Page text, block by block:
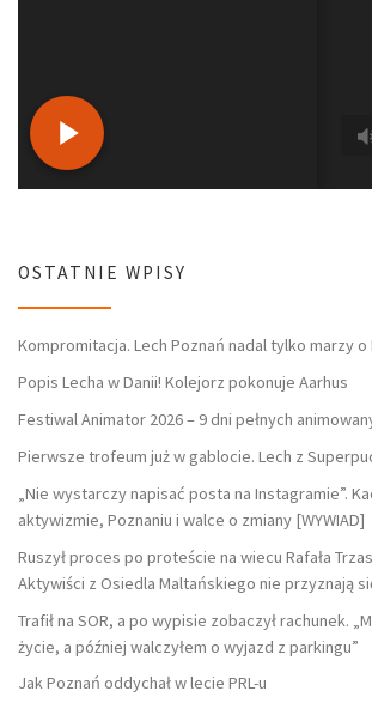
OSTATNIE WPISY
Kompromitacja. Lech Poznań nadal tylko marzy
Popis Lecha w Danii! Kolejorz pokonuje Aarhus
Festiwal Animator 2026 – 9 dni pełnych
Pierwsze trofeum już w gablocie. Lech z
„Nie wystarczy napisać posta na Instagramie”.
aktywizmie, Poznaniu i walce o zmiany [WYWIAD]
Ruszył proces po proteście na wiecu Rafała
Aktywiści z Osiedla Maltańskiego nie przyznają
Trafił na SOR, a po wypisie zobaczył rachunek.
życie, a później walczyłem o wyjazd z parkingu”
Jak Poznań oddychał w lecie PRL-u